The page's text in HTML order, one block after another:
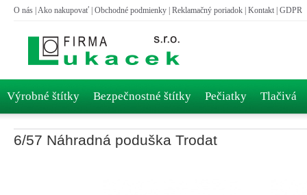
O nás Ako nakupovať Obchodné podmienky Reklamačný poriadok Kontakt GDPR
Výrobné štítky Bezpečnostné štítky Pečiatky Tlačivá
6/57 Náhradná poduška Trodat